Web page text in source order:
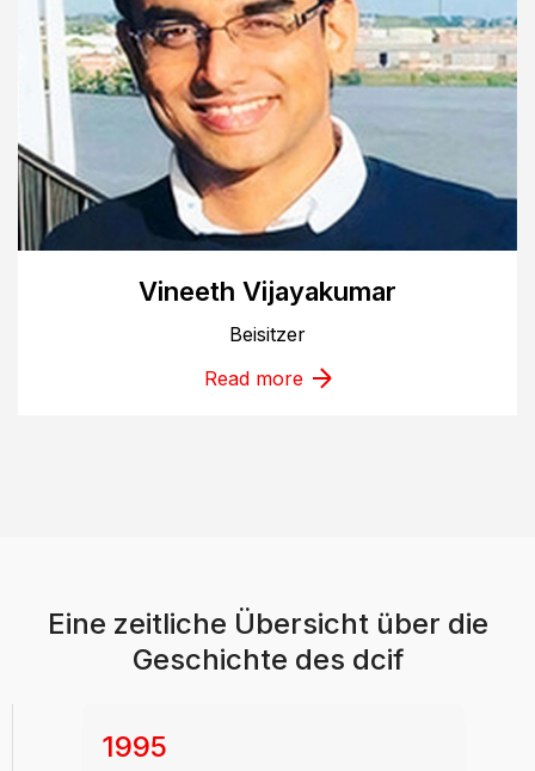
Vineeth Vijayakumar
Beisitzer
Read more
Eine zeitliche Übersicht über die
Geschichte des dcif
1995